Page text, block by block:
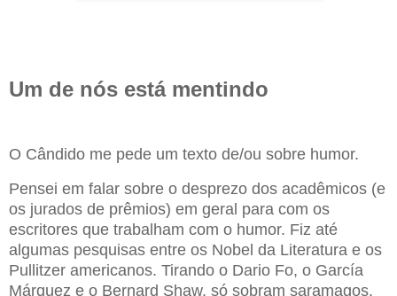
Um de nós está mentindo
O Cândido me pede um texto de/ou sobre humor.
Pensei em falar sobre o desprezo dos acadêmicos (e
os jurados de prêmios) em geral para com os
escritores que trabalham com o humor. Fiz até
algumas pesquisas entre os Nobel da Literatura e os
Pullitzer americanos. Tirando o Dario Fo, o García
Márquez e o Bernard Shaw, só sobram saramagos,